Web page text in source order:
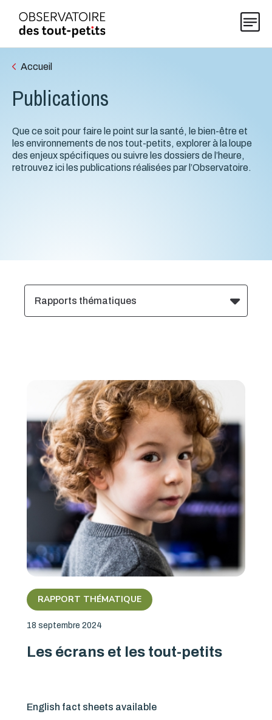
Thématiques
Explorer les données 0-5
Accueil
Publications
Que ce soit pour faire le point sur la santé, le bien-être et
les environnements de nos tout-petits, explorer à la loupe
des enjeux spécifiques ou suivre les dossiers de l’heure,
retrouvez ici les publications réalisées par l’Observatoire.
Rapports thématiques
RAPPORT THÉMATIQUE
18 septembre 2024
Les écrans et les tout-petits
English fact sheets available